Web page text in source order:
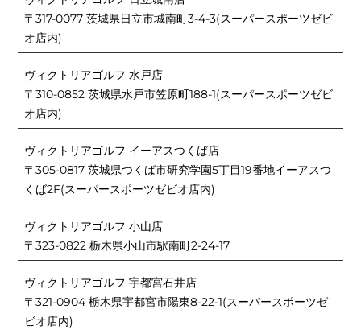
〒317-0077 茨城県日立市城南町3-4-3(スーパースポーツゼビ
オ店内)
ヴィクトリアゴルフ 水戸店
〒310-0852 茨城県水戸市笠原町188-1(スーパースポーツゼビ
オ店内)
ヴィクトリアゴルフ イーアスつくば店
〒305-0817 茨城県つくば市研究学園5丁目19番地イーアスつ
くば2F(スーパースポーツゼビオ店内)
ヴィクトリアゴルフ 小山店
〒323-0822 栃木県小山市駅南町2-24-17
ヴィクトリアゴルフ 宇都宮石井店
〒321-0904 栃木県宇都宮市陽東8-22-1(スーパースポーツゼ
ビオ店内)